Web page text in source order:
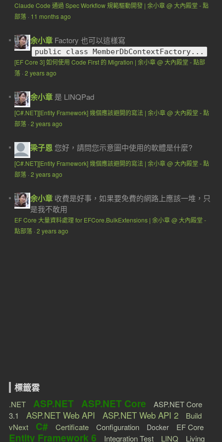
Claude Code 通過 Spec Workflow 規範驅動開發 | 余小章 @ 大內殿堂 - 點
部落· 11 months ago
余小章 Factory 也可以這樣寫
public class MemberDbContextFactory...
[EF Core 3] 如何使用 Code First 的 Migration | 余小章 @ 大內殿堂 - 點部
落· 2 years ago
余小章 是 LINQPad
[C#.NET][Entity Framework] 幾個應該避開的寫法 | 余小章 @ 大內殿堂 - 點
部落· 2 years ago
梁子恩 您好，請問您示意圖中使用的軟體是什麼?
[C#.NET][Entity Framework] 幾個應該避開的寫法 | 余小章 @ 大內殿堂 - 點
部落· 2 years ago
余小章 收費是好事，如果要免費的網路上應該一堆，只
是我不敢用
EF Core 大量資料處理 for EFCore.BulkExtensions | 余小章 @ 大內殿堂 -
點部落· 2 years ago
標籤雲
.NET ASP.NET ASP.NET Core
ASP.NET Core
3.1
ASP.NET Web API ASP.NET Web API 2
Build
vNext
C# Certificate Configuration Docker EF Core
Entity Framework 6 Integration Test LINQ Living